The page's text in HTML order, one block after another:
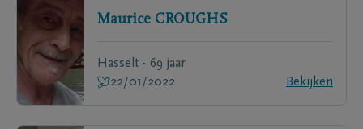
Maurice CROUGHS
Hasselt - 69 jaar
22/01/2022
Bekijken